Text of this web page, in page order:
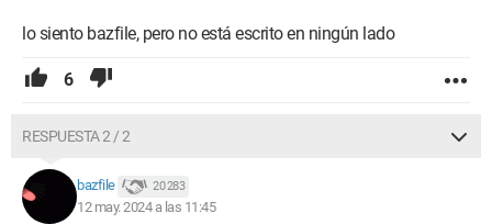
lo siento bazfile, pero no está escrito en ningún lado
6
RESPUESTA 2 / 2
bazfile 20 283
12 may. 2024 a las 11:45